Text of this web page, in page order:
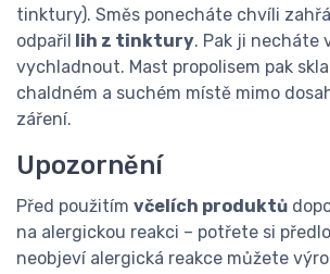
tinktury). Směs ponecháte chvíli
odpařil lih z tinktury. Pak ji necháte
vychladnout. Mast propolisem pak
chaldném a suchém místě mimo
záření.
Upozornění
Před použitím včelích produktů
na alergickou reakci – potřete si
neobjeví alergická reakce můžete